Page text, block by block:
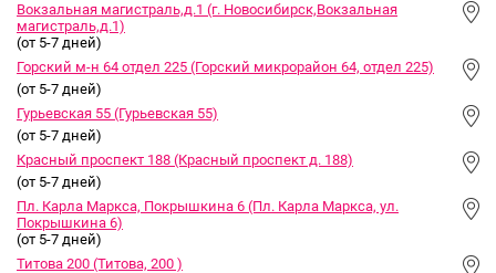
Вокзальная магистраль,д.1 (г. Новосибирск,Вокзальная
магистраль,д.1)
(от 5-7 дней)
Горский м-н 64 отдел 225 (Горский микрорайон 64, отдел 225)
(от 5-7 дней)
Гурьевская 55 (Гурьевская 55)
(от 5-7 дней)
Красный проспект 188 (Красный проспект д. 188)
(от 5-7 дней)
Пл. Карла Маркса, Покрышкина 6 (Пл. Карла Маркса, ул.
Покрышкина 6)
(от 5-7 дней)
Титова 200 (Титова, 200 )